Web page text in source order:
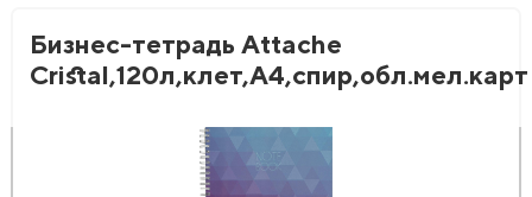
Бизнес-тетрадь Attache
Cristal,120л,клет,А4,спир,обл.мел.карт